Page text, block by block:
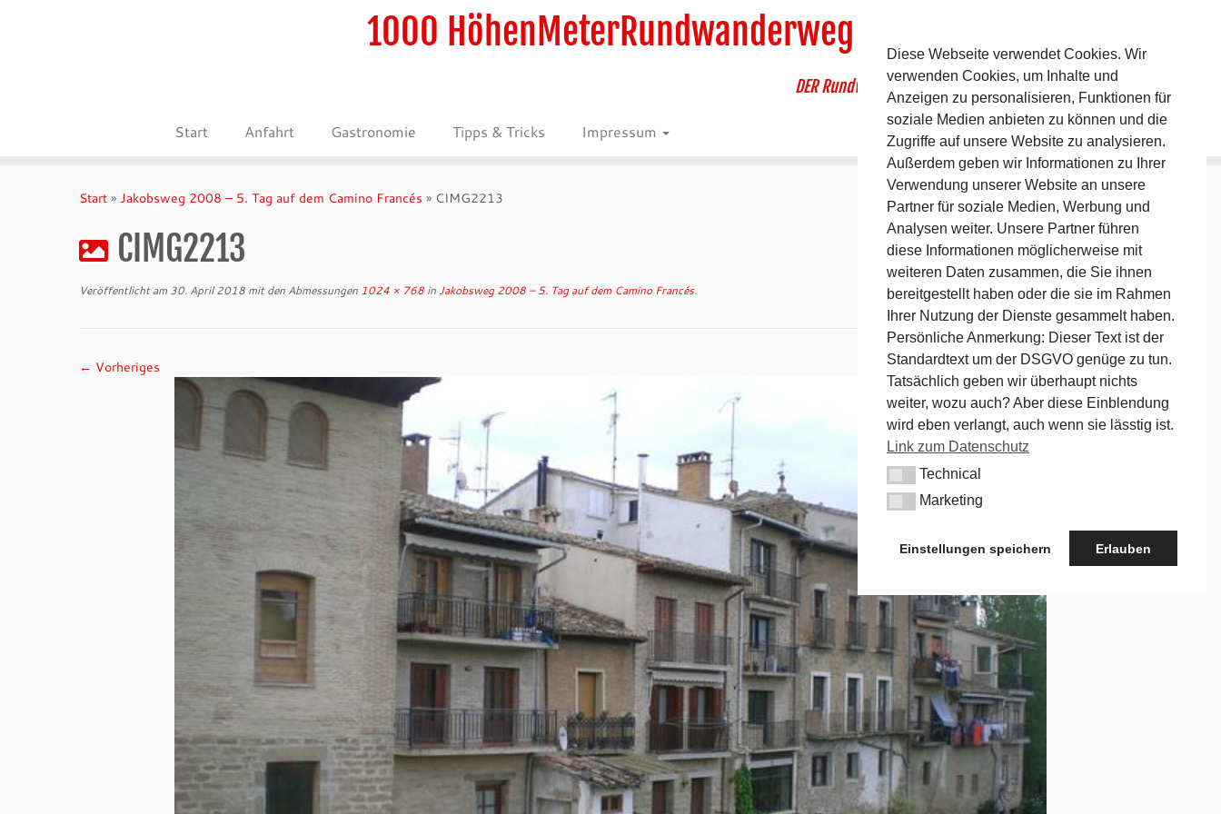
1000 HöhenMeterRundwanderweg
DER Rundwanderweg um Pommelsbrunn
Start Anfahrt Gastronomie Tipps & Tricks Impressum
Start » Jakobsweg 2008 – 5. Tag auf dem Camino Francés » CIMG2213
CIMG2213
Veröffentlicht am 30. April 2018 mit den Abmessungen 1024 × 768 inJakobsweg 2008 – 5. Tag auf dem Camino Francés.
← Vorheriges Nächstes →
Diese Webseite verwendet Cookies. Wir
verwenden Cookies, um Inhalte und
Anzeigen zu personalisieren, Funktionen für
soziale Medien anbieten zu können und die
Zugriffe auf unsere Website zu analysieren.
Außerdem geben wir Informationen zu Ihrer
Verwendung unserer Website an unsere
Partner für soziale Medien, Werbung und
Analysen weiter. Unsere Partner führen
diese Informationen möglicherweise mit
weiteren Daten zusammen, die Sie ihnen
bereitgestellt haben oder die sie im Rahmen
Ihrer Nutzung der Dienste gesammelt haben.
Persönliche Anmerkung: Dieser Text ist der
Standardtext um der DSGVO genüge zu tun.
Tatsächlich geben wir überhaupt nichts
weiter, wozu auch? Aber diese Einblendung
wird eben verlangt, auch wenn sie lässtig ist.
Link zum Datenschutz
TechnicalTechnical
MarketingMarketing
Einstellungen speichern Erlauben